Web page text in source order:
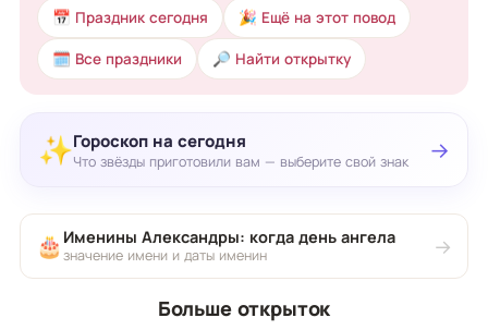
📅 Праздник сегодня 🎉 Ещё на этот повод
🗓 Все праздники 🔎 Найти открытку
✨Гороскоп на сегодня
Что звёзды приготовили вам — выберите свой знак →
🎂 Именины Александры: когда день ангела
значение имени и даты именин →
Больше открыток